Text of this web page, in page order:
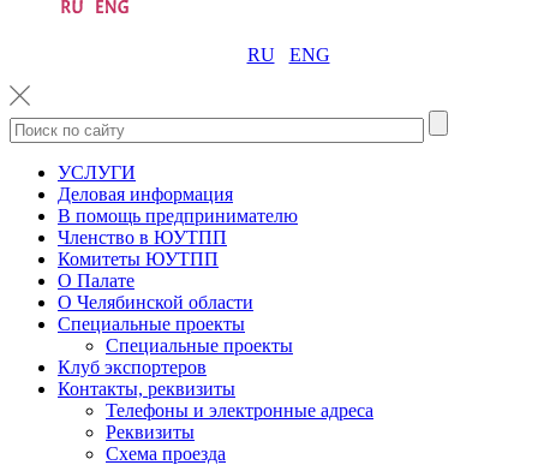
RU ENG
УСЛУГИ
Деловая информация
В помощь предпринимателю
Членство в ЮУТПП
Комитеты ЮУТПП
О Палате
О Челябинской области
Специальные проекты
Специальные проекты
Клуб экспортеров
Контакты, реквизиты
Телефоны и электронные адреса
Реквизиты
Схема проезда